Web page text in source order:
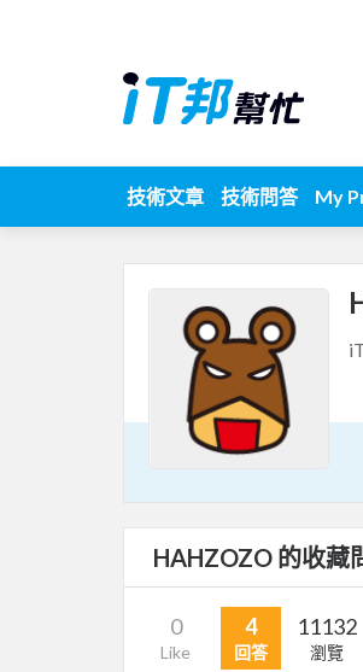
技術文章 技術問答 My
HAHZOZO 的收藏
0
Like
4
回答
11132
瀏覽